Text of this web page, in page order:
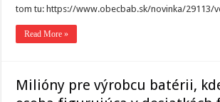
tom tu: https://www.obecbab.sk/novinka/29113/
Read More »
Milióny pre výrobcu batérii,